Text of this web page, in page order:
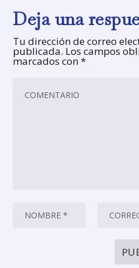
Deja una
Tu dirección de correo
publicada. Los campos
marcados con*